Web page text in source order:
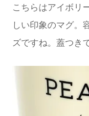
こちらはアイボリ
しい印象のマグ。
ズですね。蓋つき